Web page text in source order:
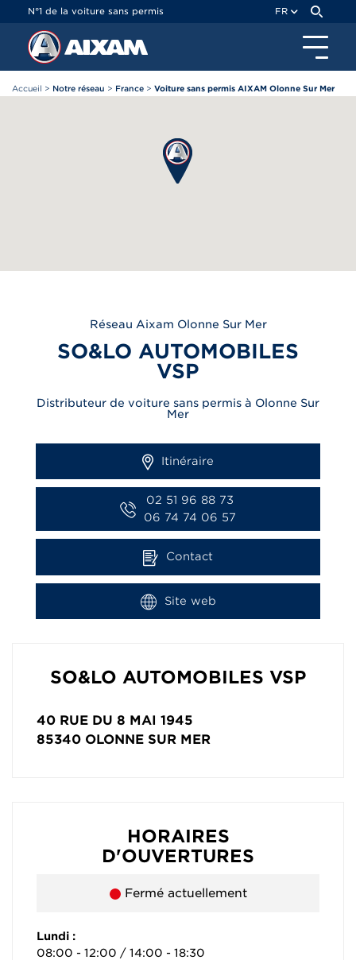
N°1 de la voiture sans permis FR
Accueil > Notre réseau > France > Voiture sans permis AIXAM Olonne Sur Mer
Réseau Aixam Olonne Sur Mer
SO&LO AUTOMOBILES
VSP
Distributeur de voiture sans permis à Olonne Sur
Mer
Itinéraire
02 51 96 88 73
06 74 74 06 57
Contact
Site web
SO&LO AUTOMOBILES VSP
40 RUE DU 8 MAI 1945
85340 OLONNE SUR MER
HORAIRES
D'OUVERTURES
Fermé actuellement
Lundi :
08:00 - 12:00 / 14:00 - 18:30
Panneau de gestion des cookies